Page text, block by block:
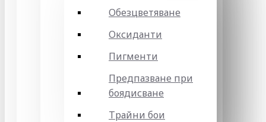
Обезцветяване
Оксиданти
Пигменти
Предпазване при
боядисване
Трайни бои